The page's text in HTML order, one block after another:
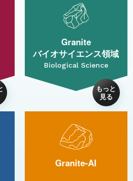
Granite
バイオサイエンス領域
Biological Science
Granite-AI